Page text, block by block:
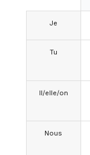
Je
Tu
Il/elle/on
Nous